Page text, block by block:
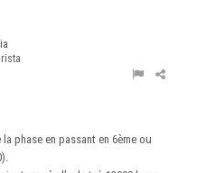
phase en passant en 6ème ou